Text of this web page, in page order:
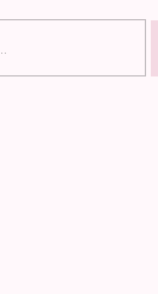
cho: